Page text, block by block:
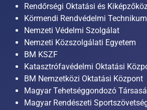
Rendőrségi Oktatási és
Körmendi Rendvédelmi Technikum
Nemzeti Védelmi Szolgálat
Nemzeti Közszolgálati Egyetem
BM KSZF
Katasztrófavédelmi Oktatási
BM Nemzetközi Oktatási Központ
Magyar Tehetséggondozó
Magyar Rendészeti